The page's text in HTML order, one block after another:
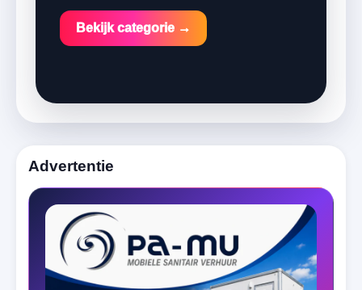
Bekijk categorie →
Advertentie